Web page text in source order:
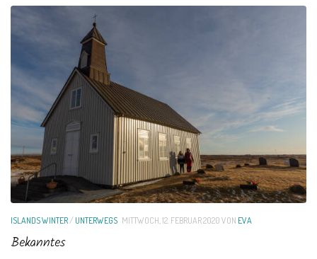
ISLANDS WINTER/UNTERWEGS MITTWOCH, 12. FEBRUAR 2020VON EVA
Bekanntes